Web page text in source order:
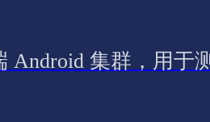
Android 集群，用于